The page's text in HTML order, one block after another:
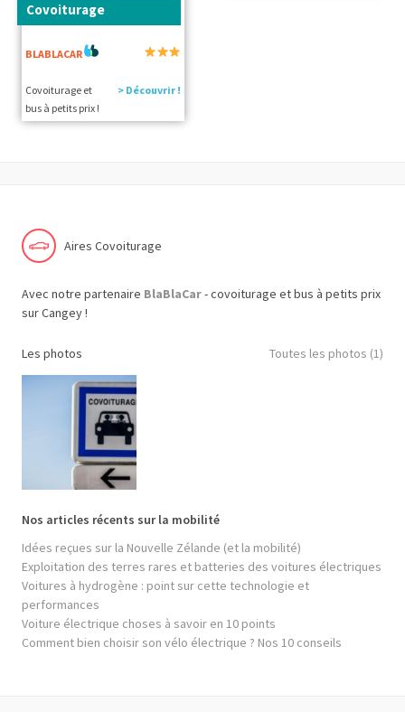
Covoiturage
BLABLACAR
Covoiturage et
bus à petits prix !
> Découvrir !
Aires Covoiturage
Avec notre partenaire BlaBlaCar- covoiturage et bus à petits prix
sur Cangey !
Les photos Toutes les photos (1)
Nos articles récents sur la mobilité
Idées reçues sur la Nouvelle Zélande (et la mobilité)
Exploitation des terres rares et batteries des voitures électriques
Voitures à hydrogène : point sur cette technologie et
performances
Voiture électrique choses à savoir en 10 points
Comment bien choisir son vélo électrique ? Nos 10 conseils